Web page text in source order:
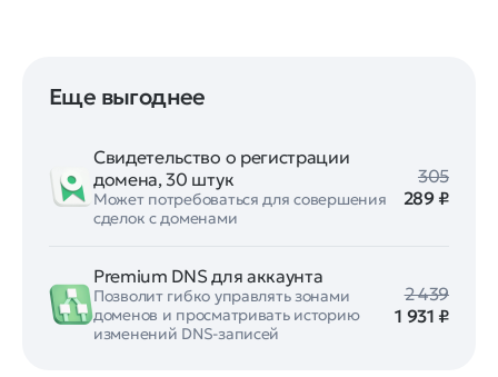
Еще выгоднее
Свидетельство о регистрации
домена, 30 штук
Может потребоваться для совершения
сделок с доменами
305
289 ₽
Premium DNS для аккаунта
Позволит гибко управлять зонами
доменов и просматривать историю
изменений DNS-записей
2 439
1 931 ₽